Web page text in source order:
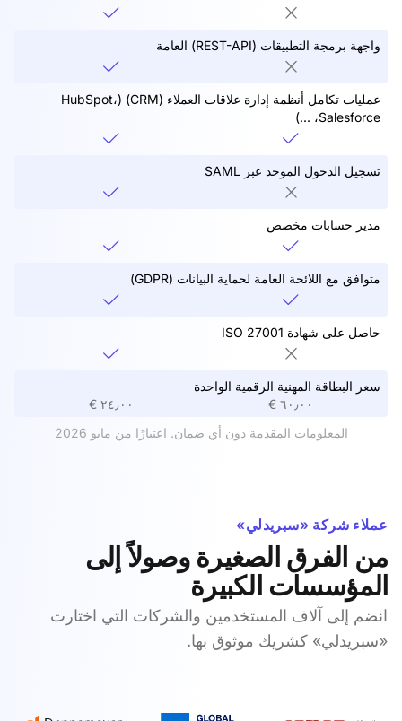
واجهة برمجة التطبيقات (REST-API) العامة
عمليات تكامل أنظمة إدارة علاقات العملاء (CRM) (HubSpot،
Salesforce، ...)
تسجيل الدخول الموحد عبر SAML
مدير حسابات مخصص
متوافق مع اللائحة العامة لحماية البيانات (GDPR)
حاصل على شهادة ISO 27001
سعر البطاقة المهنية الرقمية الواحدة
٦٠٫٠٠ €
٢٤٫٠٠ €
المعلومات المقدمة دون أي ضمان. اعتبارًا من مايو 2026
عملاء شركة «سبريدلي»
من الفرق الصغيرة وصولاً إلى
المؤسسات الكبيرة
انضم إلى آلاف المستخدمين والشركات التي اختارت
«سبريدلي» كشريك موثوق بها.